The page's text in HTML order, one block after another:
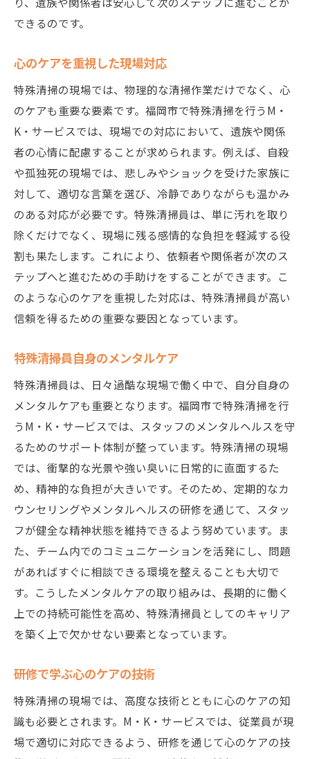
できるのです。
心のケアを重視した現場対応
特殊清掃の現場では、物理的な清掃作業だけでなく、心
のケアも重要な要素です。福岡市で特殊清掃を行うM・
K・サービスでは、現場での対応において、遺族や関係
者の心情に配慮することが求められます。例えば、自殺
や孤独死の現場では、悲しみやショックを受けた家族に
対して、適切な言葉を選び、冷静でありながらも温かみ
のある対応が必要です。特殊清掃員は、単に汚れを取り
除くだけでなく、現場に残る感情的な負担を軽減する役
割も果たします。これにより、依頼者や関係者が次のス
テップへと進むための手助けをすることができます。こ
のような心のケアを重視した対応は、特殊清掃員が高い
信頼を得るための重要な要因となっています。
特殊清掃員自身のメンタルケア
特殊清掃員は、日々過酷な現場で働く中で、自分自身の
メンタルケアも重要となります。福岡市で特殊清掃を行
うM・K・サービスでは、スタッフのメンタルヘルスを守
るためのサポート体制が整っています。特殊清掃の現場
では、衝撃的な光景や強い臭いに日常的に直面するた
め、精神的な負担が大きいです。そのため、定期的なカ
ウンセリングやメンタルヘルスの研修を通じて、スタッ
フが健全な精神状態を維持できるよう努めています。ま
た、チーム内でのコミュニケーションを活発にし、問題
があればすぐに相談できる環境を整えることも大切で
す。こうしたメンタルケアの取り組みは、長期的に働く
上での持続可能性を高め、特殊清掃員としてのキャリア
を築く上で欠かせない要素となっています。
研修で学ぶ心のケアの技術
特殊清掃の現場では、高度な技術とともに心のケアの知
識も必要とされます。M・K・サービスでは、従業員が現
場で適切に対応できるよう、研修を通じて心のケアの技